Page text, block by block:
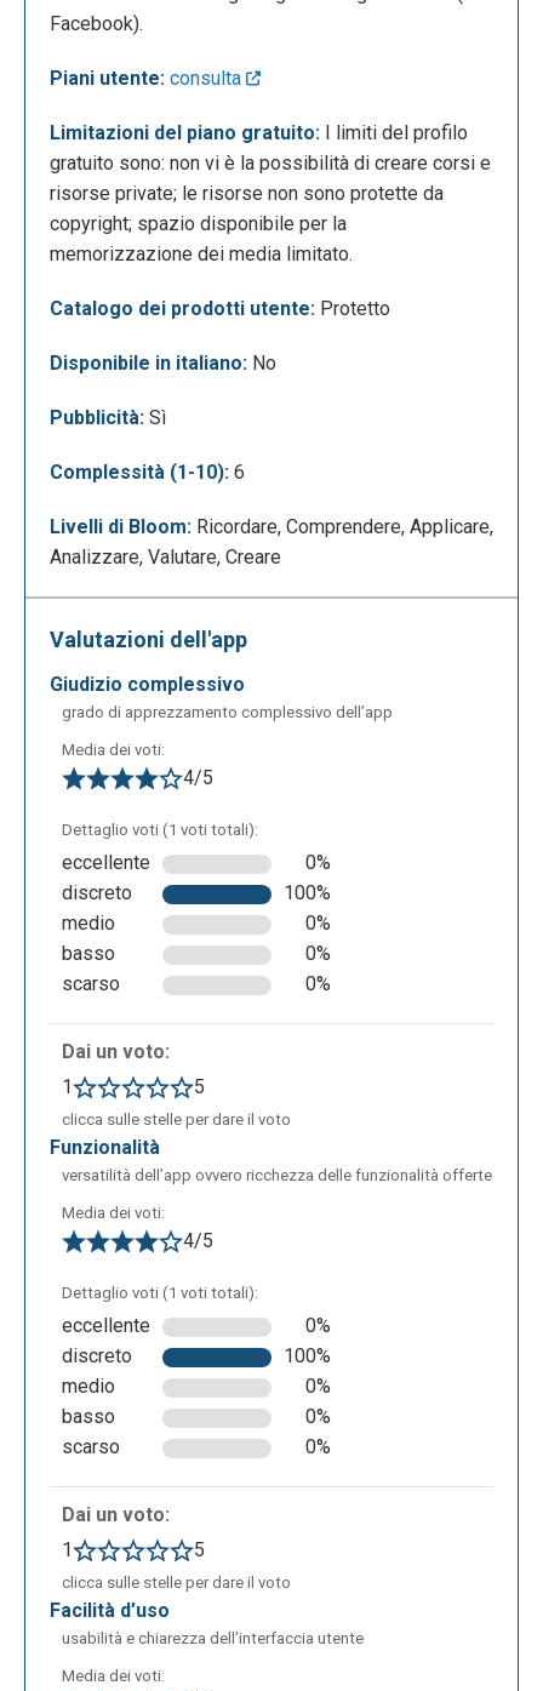
Avendo illustrate tutte le voci componenti la barra
dell’applicazione, che può essere raggiunta
cliccando sul tasto “Create”. Si aprirà un menu a
tendina contenente una serie di funzioni che l’app ci
mette a disposizione: SLIDE SET FLASH CARD
MIND MAP NOTE QUIZ FLOWCHART COURSE
Facebook).
Piani utente: consulta
Limitazioni del piano gratuito: I limiti del profilo
gratuito sono: non vi è la possibilità di creare corsi e
risorse private; le risorse non sono protette da
copyright; spazio disponibile per la
memorizzazione dei media limitato.
Catalogo dei prodotti utente: Protetto
Disponibile in italiano: No
Pubblicità: Sì
Complessità (1-10): 6
Livelli di Bloom: Ricordare, Comprendere, Applicare,
Analizzare, Valutare, Creare
Valutazioni dell'app
giudizio complessivo
grado di apprezzamento complessivo dell’app
Media dei voti:
4/5
Dettaglio voti (1 voti totali):
eccellente
0%
discreto
100%
medio
0%
basso
0%
scarso
0%
Dai un voto:
1
5
clicca sulle stelle per dare il voto
funzionalità
versatilità dell’app ovvero ricchezza delle funzionalità offerte
Media dei voti:
4/5
Dettaglio voti (1 voti totali):
eccellente
0%
discreto
100%
medio
0%
basso
0%
scarso
0%
Dai un voto:
1
5
clicca sulle stelle per dare il voto
facilità d’uso
usabilità e chiarezza dell’interfaccia utente
Media dei voti: